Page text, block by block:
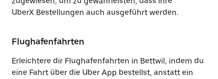
UberX Bestellungen auch ausgeführt werden.
Flughafenfahrten
Erleichtere dir Flughafenfahrten in Bettwil, indem du
eine Fahrt über die Uber App bestellst, anstatt ein